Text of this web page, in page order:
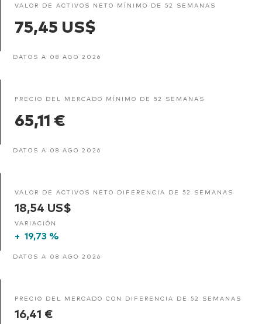
VALOR DE ACTIVOS NETO MÍNIMO DE 52 SEMANAS
75,45 US$
DATOS A 08 AGO 2026
PRECIO DEL MERCADO MÍNIMO DE 52 SEMANAS
65,11 €
DATOS A 08 AGO 2026
VALOR DE ACTIVOS NETO DIFERENCIA DE 52 SEMANAS
18,54 US$
VARIACIÓN
+ 19,73 %
DATOS A 08 AGO 2026
PRECIO DEL MERCADO CON DIFERENCIA DE 52 SEMANAS
16,41 €